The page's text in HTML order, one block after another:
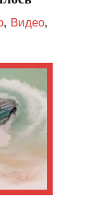
, Видео,